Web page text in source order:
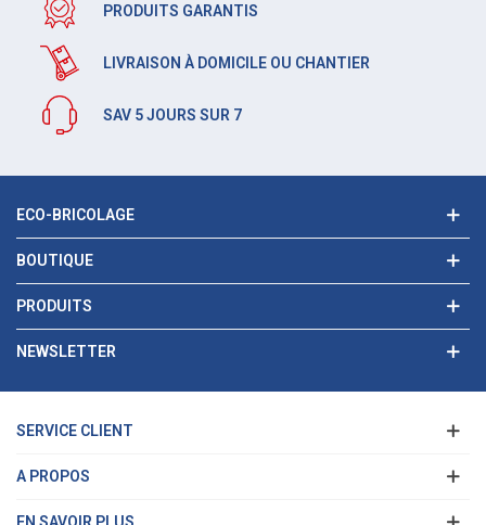
PRODUITS GARANTIS
LIVRAISON À DOMICILE OU CHANTIER
SAV 5 JOURS SUR 7
ECO-BRICOLAGE
BOUTIQUE
PRODUITS
NEWSLETTER
SERVICE CLIENT
A PROPOS
EN SAVOIR PLUS